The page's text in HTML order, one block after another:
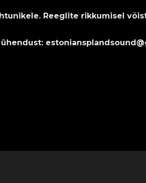
Reeglite rikkumisel
: